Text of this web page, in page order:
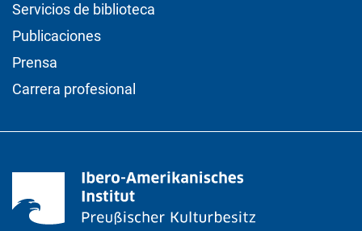
Servicios de biblioteca
Publicaciones
Prensa
Carrera profesional